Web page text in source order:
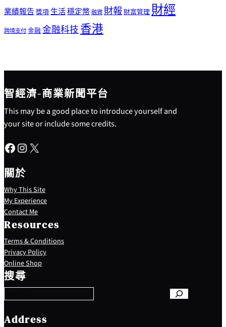
業績報告 獎項生活穩定幣融資 財報 財富管理 財經
跨境支付金融 金融科技 香港
智經濟-商業新聞平台
This may be a good place to introduce yourself and
your site or include some credits.
Facebook Instagram X
關於
Why This Site
My Experience
Contact Me
Resources
Terms & Conditions
Privacy Policy
Online Shop
搜尋
S
e
a
c
h
Address